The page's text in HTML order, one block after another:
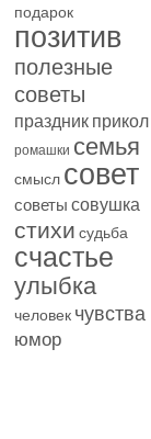
подарок
позитив
полезные
советы
праздник прикол
ромашки семья
смысл совет
советы совушка
стихи судьба
счастье
улыбка
человек чувства
юмор